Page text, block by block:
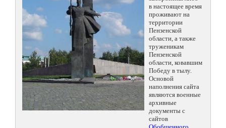
в настоящее время
проживают на
территории
Пензенской
области, а также
труженикам
Пензенской
области, ковавшим
Победу в тылу.
Основой
наполнения сайта
являются военные
архивные
документы с
сайтов